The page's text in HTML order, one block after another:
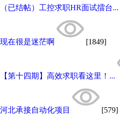
（已结帖）工控求职HR面试擂台...
现在很是迷茫啊 [1849]
【第十四期】高效求职看这里！...
河北承接自动化项目 [579]